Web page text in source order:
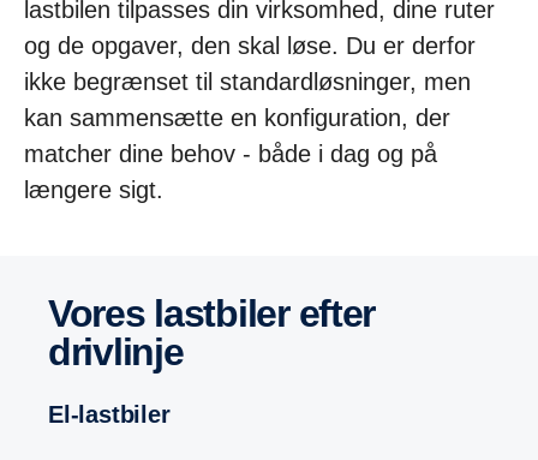
lastbilen tilpasses din virksomhed, dine ruter
og de opgaver, den skal løse. Du er derfor
ikke begrænset til standardløsninger, men
kan sammensætte en konfiguration, der
matcher dine behov - både i dag og på
længere sigt.
Vores lastbiler efter
drivlinje
El-lastbiler